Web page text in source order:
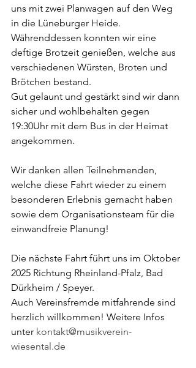
uns mit zwei Planwagen auf den Weg
in die Lüneburger Heide.
Währenddessen konnten wir eine
deftige Brotzeit genießen, welche aus
verschiedenen Würsten, Broten und
Brötchen bestand.
Gut gelaunt und gestärkt sind wir dann
sicher und wohlbehalten gegen
19:30Uhr mit dem Bus in der Heimat
angekommen.
Wir danken allen Teilnehmenden,
welche diese Fahrt wieder zu einem
besonderen Erlebnis gemacht haben
sowie dem Organisationsteam für die
einwandfreie Planung!
Die nächste Fahrt führt uns im Oktober
2025 Richtung Rheinland-Pfalz, Bad
Dürkheim / Speyer.
Auch Vereinsfremde mitfahrende sind
herzlich willkommen! Weitere Infos
unter kontakt@musikverein-
wiesental.de